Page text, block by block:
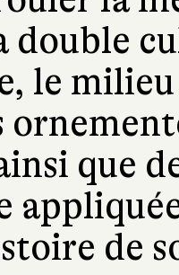
double
le
que
de